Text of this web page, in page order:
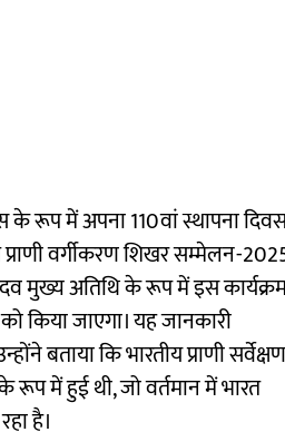
के रूप में अपना 110वां स्थापना
वर्गीकरण शिखर सम्मेलन-
मुख्य अतिथि के रूप में इस
किया जाएगा। यह जानकारी
बताया कि भारतीय प्राणी सर्वेक्षण
में हुई थी, जो वर्तमान में भारत
है।